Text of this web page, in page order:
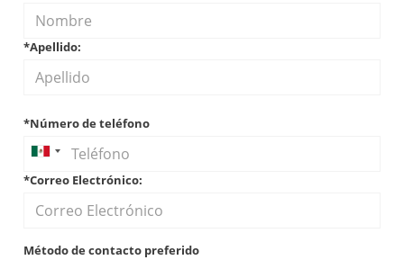
*Apellido:
*Número de teléfono
*Correo Electrónico:
Método de contacto preferido